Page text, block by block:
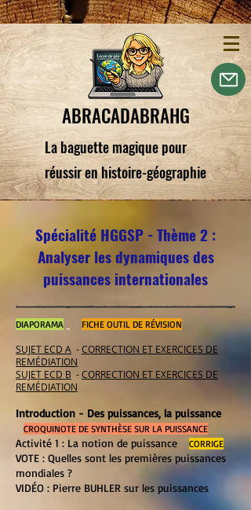
ABRACADABRAHG
La baguette magique pour
réussir en histoire-géographie
Spécialité HGGSP - Thème 2 :
Analyser les dynamiques des
puissances internationales
​DIAPORAMA FICHE OUTIL DE RÉVISION
SUJET ECD A -CORRECTION ET EXERCICES DE
REMÉDIATION
SUJET ECD B -CORRECTION ET EXERCICES DE
REMÉDIATION
Introduction - Des puissances, la puissance
CROQUINOTE DE SYNTHÈSE SUR LA PUISSANCE
Activité 1 : La notion de puissance CORRIGE
VOTE : Quelles sont les premières puissances
mondiales ?
VIDÉO : Pierre BUHLER sur les puissances